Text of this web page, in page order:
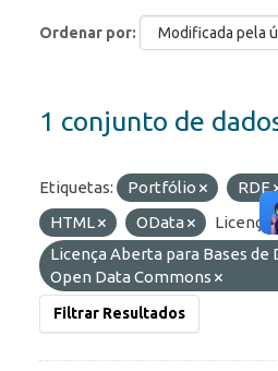
Ordenar por
1 conjunto de
Etiquetas: Portfólio RDE
HTML
OData
Licença Aberta para Bases de
Open Data Commons
Filtrar Resultados